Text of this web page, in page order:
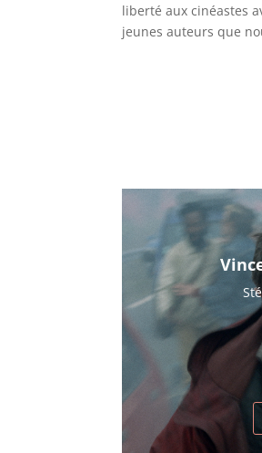
liberté aux cinéastes
jeunes auteurs que